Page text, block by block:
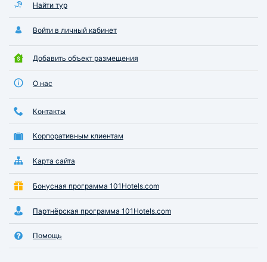
Найти тур
Войти в личный кабинет
Добавить объект размещения
О нас
Контакты
Корпоративным клиентам
Карта сайта
Бонусная программа 101Hotels.com
Партнёрская программа 101Hotels.com
Помощь